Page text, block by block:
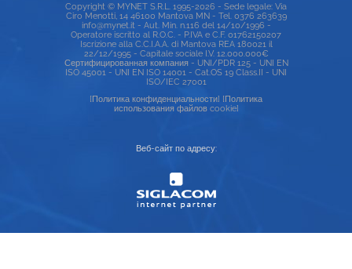
Copyright © MYNET S.R.L. 1995-2026 - Sede legale: Via
Ciro Menotti, 14 46100 Mantova MN - Tel. 0376 263639
info@mynet.it - Aut. Min. n.116 del 14/10/1996 -
Operatore iscritto al R.O.C. - P.IVA e C.F. 01762150207
Iscrizione alla C.C.I.A.A. di Mantova REA 180021 il
22/12/1995 - Capitale sociale I.V. 12.000.000€
Сертифицированная компания - UNI/PDR 125 - UNI EN
ISO 45001 - UNI EN ISO 14001 - Cat.OS 19 Class.II - UNI
ISO/IEC 27001
[Политика конфиденциальности] [Политика
использования файлов cookie]
Веб-сайт по адресу: